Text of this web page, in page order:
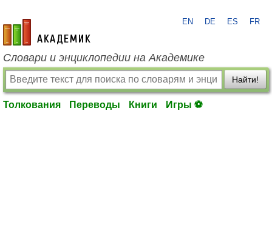
academic.ru
EN DE ES FR
Словари и энциклопедии на Академике
Найти!
Толкования Переводы Книги Игры ⚽